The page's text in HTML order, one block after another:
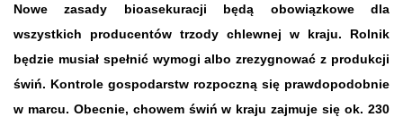
Nowe zasady bioasekuracji będą obowiązkowe dla
wszystkich producentów trzody chlewnej w kraju. Rolnik
będzie musiał spełnić wymogi albo zrezygnować z produkcji
świń. Kontrole gospodarstw rozpoczną się prawdopodobnie
w marcu. Obecnie, chowem świń w kraju zajmuje się ok. 230